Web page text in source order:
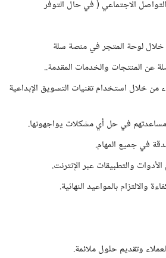
الاجتماعي ( في حال التوفر
خلال لوحة المتجر في منصة سلة
عن المنتجات والخدمات المقدمة..
من خلال استخدام تقنيات التسويق الإبداعية
في حل أي مشكلات يواجهونها.
في جميع المهام.
والتطبيقات عبر الإنترنت.
والالتزام بالمواعيد النهائية.
وتقديم حلول ملائمة.